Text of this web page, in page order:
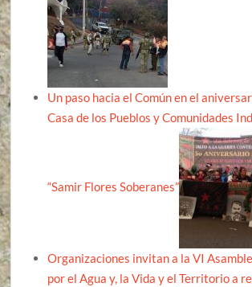
Un paso hacia el Común en el
Casa de los Pueblos y Comunidades
“Samir Flores Soberanes”
Organizaciones invitan a la VI
por el Agua y, la Vida y el Territorio a